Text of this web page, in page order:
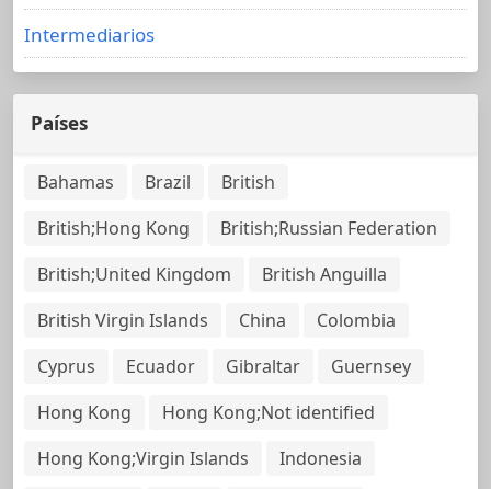
Intermediarios
Países
Bahamas Brazil
British
British;Hong Kong
British;Russian Federation
British;United Kingdom
British Anguilla
British Virgin Islands
China
Colombia
Cyprus
Ecuador Gibraltar
Guernsey
Hong Kong
Hong Kong;Not identified
Hong Kong;Virgin Islands
Indonesia